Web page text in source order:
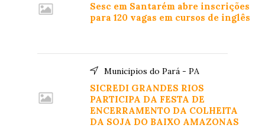
Sesc em Santarém abre inscrições
para 120 vagas em cursos de inglês
Municipios do Pará - PA
SICREDI GRANDES RIOS
PARTICIPA DA FESTA DE
ENCERRAMENTO DA COLHEITA
DA SOJA DO BAIXO AMAZONAS